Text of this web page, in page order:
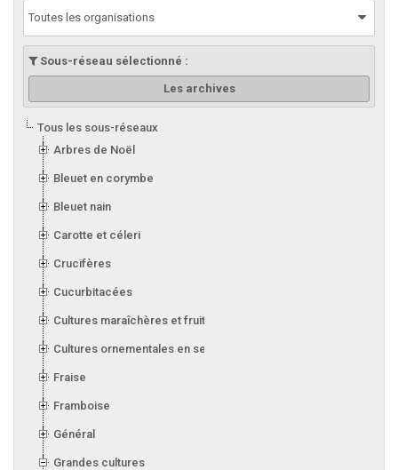
Toutes les organisations
Sous-réseau sélectionné :
Les archives
Tous les sous-réseaux
Arbres de Noël
Bleuet en corymbe
Bleuet nain
Carotte et céleri
Crucifères
Cucurbitacées
Cultures maraîchères et fruitières en serre
Cultures ornementales en serre
Fraise
Framboise
Général
Grandes cultures